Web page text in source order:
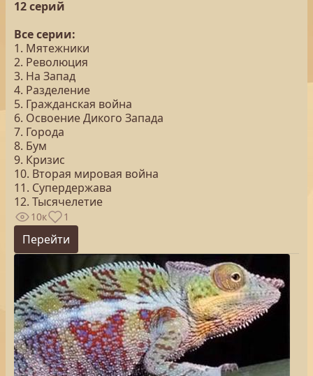
12 серий
Все серии:
1. Мятежники
2. Революция
3. На Запад
4. Разделение
5. Гражданская война
6. Освоение Дикого Запада
7. Города
8. Бум
9. Кризис
10. Вторая мировая война
11. Супердержава
12. Тысячелетие
10к 1
Перейти